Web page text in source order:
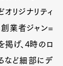
リジナリティ
業者ジャン=
掲げ、4時のロ
など細部にデ